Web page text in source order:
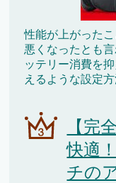
性能が上がった
悪くなったとも
ッテリー消費を
えるような設定
【完
快適
チの